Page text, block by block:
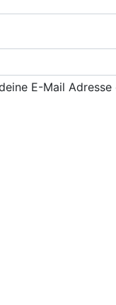
E-Mail